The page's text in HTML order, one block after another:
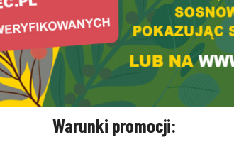
Warunki promocji: